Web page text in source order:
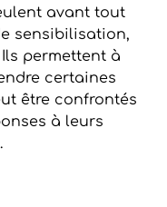
avant tout
sensibilisation,
permettent à
certaines
être confrontés
à leurs